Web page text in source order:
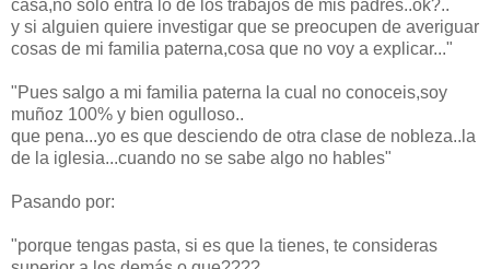
casa,no solo entra lo de los trabajos de mis padres..ok?..
y si alguien quiere investigar que se preocupen de averiguar
cosas de mi familia paterna,cosa que no voy a explicar..."
"Pues salgo a mi familia paterna la cual no conoceis,soy
muñoz 100% y bien ogulloso..
que pena...yo es que desciendo de otra clase de nobleza..la
de la iglesia...cuando no se sabe algo no hables"
Pasando por:
"porque tengas pasta, si es que la tienes, te consideras